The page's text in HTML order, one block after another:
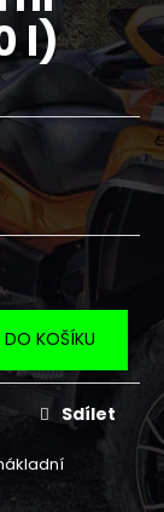
l)
DO KOŠÍKU
Sdílet